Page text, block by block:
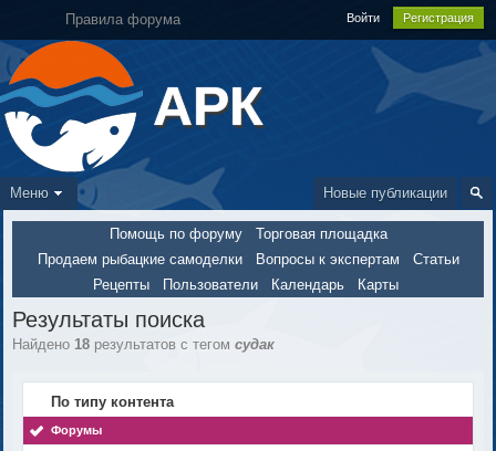
Правила форума Войти Регистрация
АРК
Новые публикации
Меню
Помощь по форуму
Торговая площадка
Продаем рыбацкие самоделки
Вопросы к экспертам
Статьи
Рецепты
Пользователи Календарь Карты
Результаты поиска
Найдено 18 результатов с тегомсудак
По типу контента
Форумы